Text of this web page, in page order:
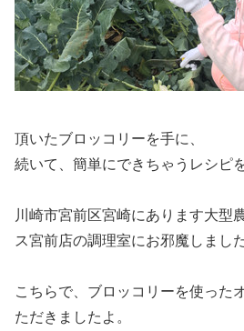
頂いたブロッコリーを手に、
続いて、簡単にできちゃうレシピ
川崎市宮前区宮崎にあります大型
ス宮前店の調理室にお邪魔しました
こちらで、ブロッコリーを使った
ただきましたよ。